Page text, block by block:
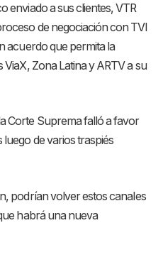
enviado a sus clientes, VTR
de negociación con TVI
acuerdo que permita la
Zona Latina y ARTV a su
Corte Suprema falló a favor
luego de varios traspiés
podrían volver estos canales
habrá una nueva